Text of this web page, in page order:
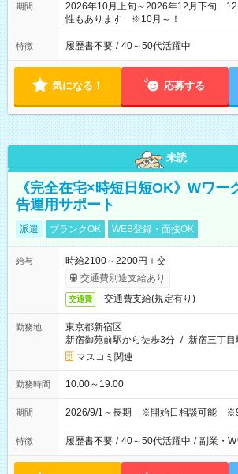
期間
2026年10月上旬～2026年12月下旬
性もあります ※10月～！
特徴 履歴書不要 / 40～50代活躍中
気になる！ 応募する
未読
《完全在宅×時短日短OK》Wワー
告運用サポート
派遣 ブランクOK WEB登録・面接OK
給与
時給2100～2200円＋交
交通費別途支給あり
交通費 交通費支給(規定有り)
勤務地
東京都新宿区
新宿御苑前駅から徒歩3分 / 新宿三丁
マスコミ関連
勤務時間 10:00～19:00
期間 2026/9/1～長期 ※開始日相談可能 ※9
特徴 履歴書不要 / 40～50代活躍中 / 副業・